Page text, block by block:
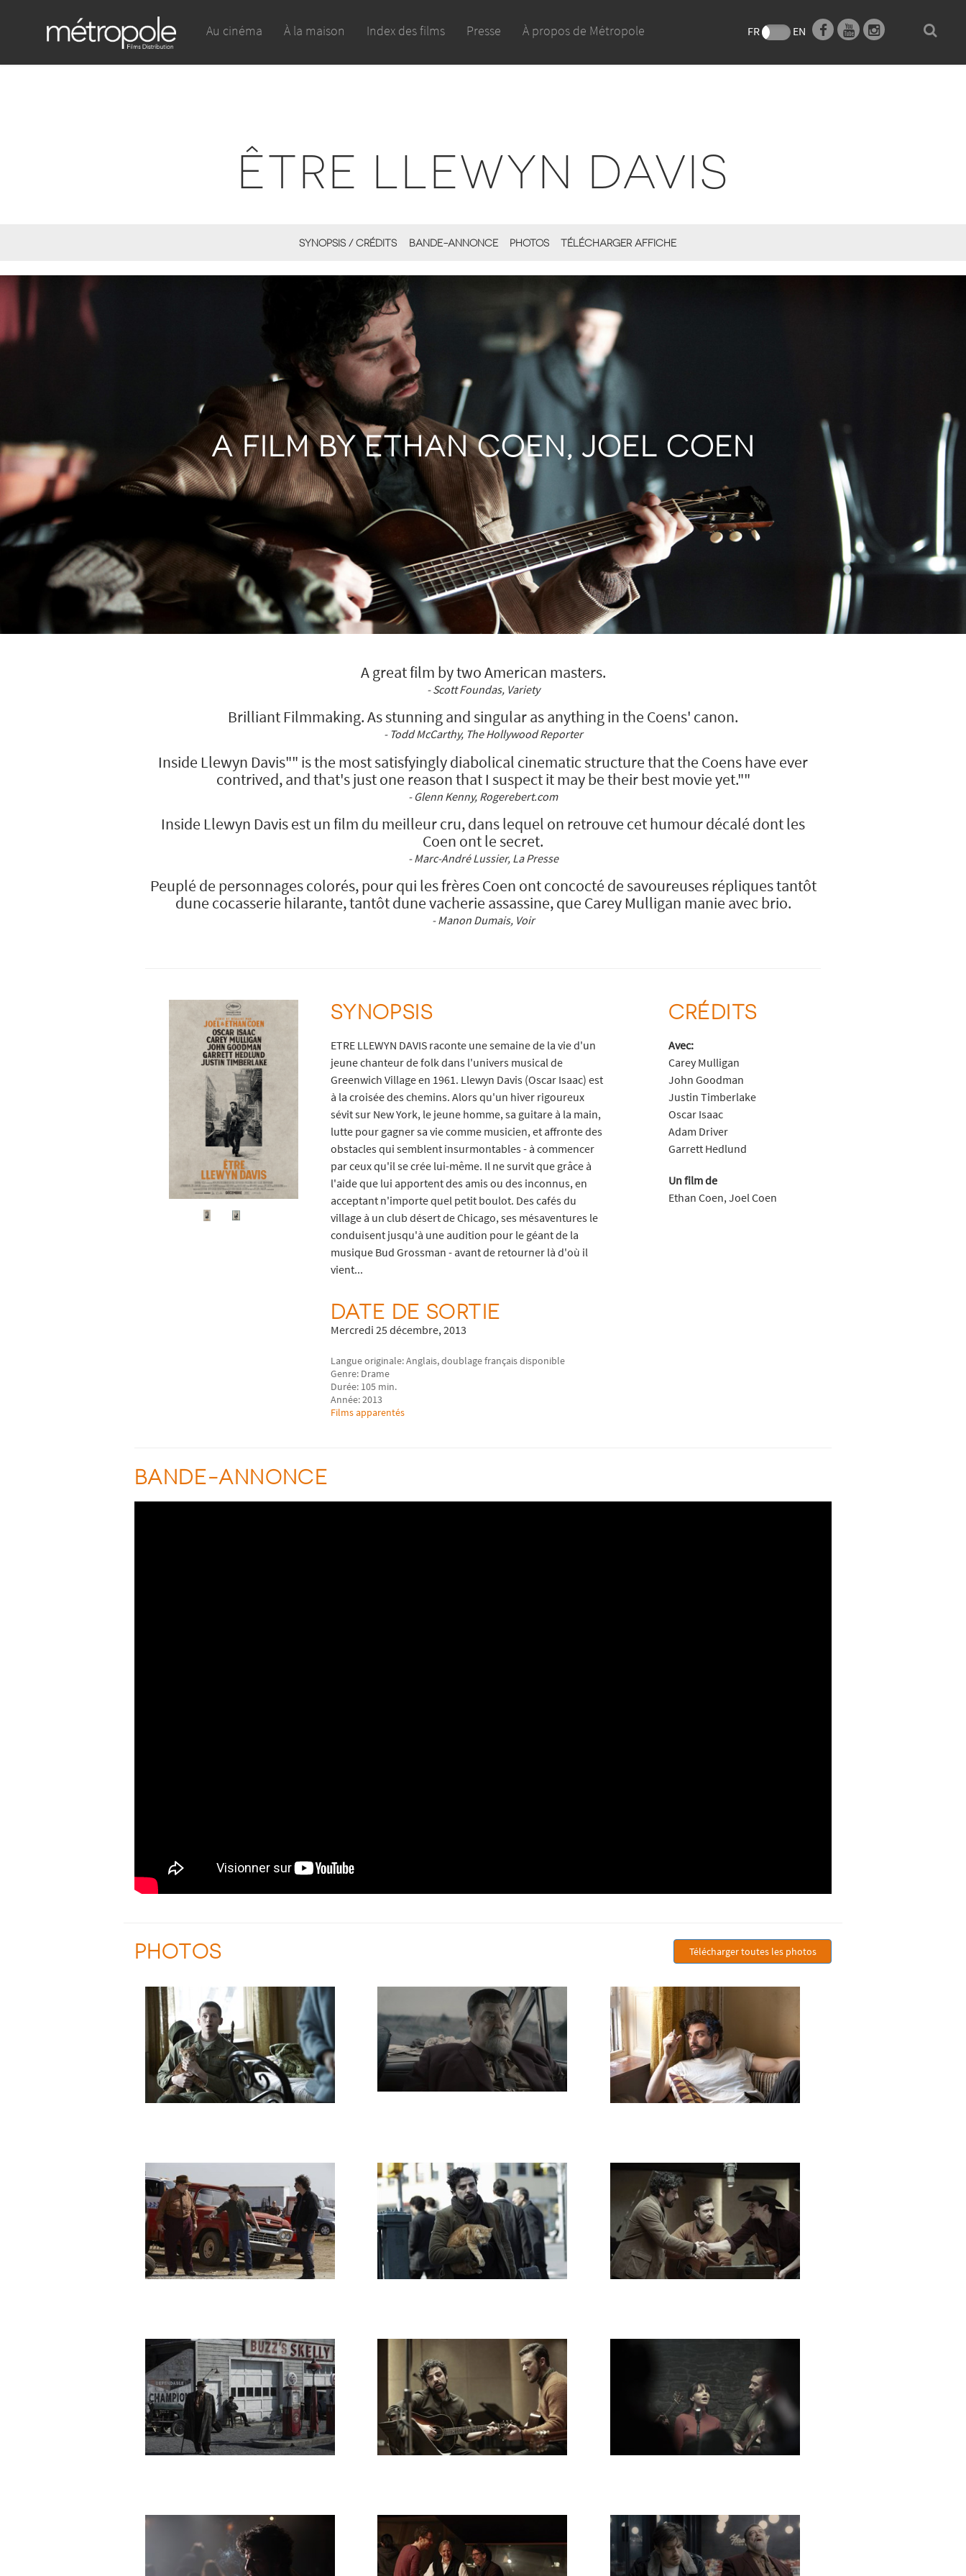
Au cinéma À la maison Index des films Presse À propos de Métropole FR EN
ÊTRE LLEWYN DAVIS
SYNOPSIS / CRÉDITS BANDE-ANNONCE PHOTOS TÉLÉCHARGER AFFICHE
A FILM BY ETHAN COEN, JOEL COEN
A great film by two American masters.
- Scott Foundas, Variety
Brilliant Filmmaking. As stunning and singular as anything in the Coens' canon.
- Todd McCarthy, The Hollywood Reporter
Inside Llewyn Davis"" is the most satisfyingly diabolical cinematic structure that the Coens have ever
contrived, and that's just one reason that I suspect it may be their best movie yet.""
- Glenn Kenny, Rogerebert.com
Inside Llewyn Davis est un film du meilleur cru, dans lequel on retrouve cet humour décalé dont les
Coen ont le secret.
- Marc-André Lussier, La Presse
Peuplé de personnages colorés, pour qui les frères Coen ont concocté de savoureuses répliques tantôt
dune cocasserie hilarante, tantôt dune vacherie assassine, que Carey Mulligan manie avec brio.
- Manon Dumais, Voir
SYNOPSIS
ETRE LLEWYN DAVIS raconte une semaine de la vie d'un
jeune chanteur de folk dans l'univers musical de
Greenwich Village en 1961. Llewyn Davis (Oscar Isaac) est
à la croisée des chemins. Alors qu'un hiver rigoureux
sévit sur New York, le jeune homme, sa guitare à la main,
lutte pour gagner sa vie comme musicien, et affronte des
obstacles qui semblent insurmontables - à commencer
par ceux qu'il se crée lui-même. Il ne survit que grâce à
l'aide que lui apportent des amis ou des inconnus, en
acceptant n'importe quel petit boulot. Des cafés du
village à un club désert de Chicago, ses mésaventures le
conduisent jusqu'à une audition pour le géant de la
musique Bud Grossman - avant de retourner là d'où il
vient...
DATE DE SORTIE
Mercredi 25 décembre, 2013
Langue originale: Anglais, doublage français disponible
Genre: Drame
Durée: 105 min.
Année: 2013
Films apparentés
CRÉDITS
Avec:
Carey Mulligan
John Goodman
Justin Timberlake
Oscar Isaac
Adam Driver
Garrett Hedlund
Un film de
Ethan Coen, Joel Coen
BANDE-ANNONCE
PHOTOS Télécharger toutes les photos